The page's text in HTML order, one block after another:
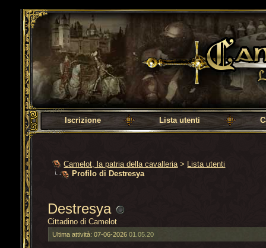
Camelot, la patria della cavalleria
Iscrizione Lista utenti
Camelot, la patria della cavalleria > Lista utenti
Profilo di Destresya
Destresya
Cittadino di Camelot
Ultima attività: 07-06-202601.05.20